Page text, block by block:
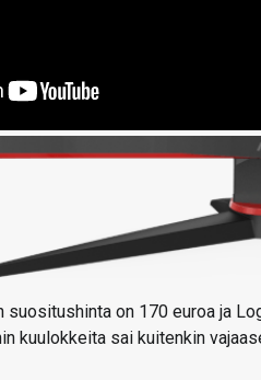
suositushinta on 170 euroa ja
kuulokkeita sai kuitenkin